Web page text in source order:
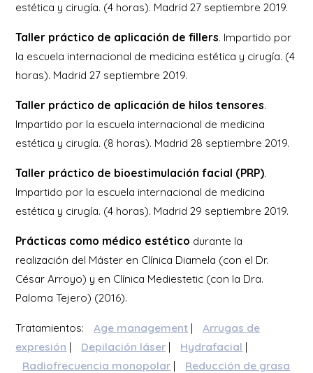
estética y cirugía. (4 horas). Madrid 27 septiembre 2019.
Taller práctico de aplicación de fillers. Impartido por
la escuela internacional de medicina estética y cirugía. (4
horas). Madrid 27 septiembre 2019.
Taller práctico de aplicación de hilos tensores.
Impartido por la escuela internacional de medicina
estética y cirugía. (8 horas). Madrid 28 septiembre 2019.
Taller práctico de bioestimulación facial (PRP).
Impartido por la escuela internacional de medicina
estética y cirugía. (4 horas). Madrid 29 septiembre 2019.
Prácticas como médico estético durante la
realización del Máster en Clínica Diamela (con el Dr.
César Arroyo) y en Clínica Mediestetic (con la Dra.
Paloma Tejero) (2016).
Tratamientos: Age management |
Arrugas de
expresión | Depilación láser | Hydrafacial |
Radiofrecuencia monopolar |
Reducción de grasa